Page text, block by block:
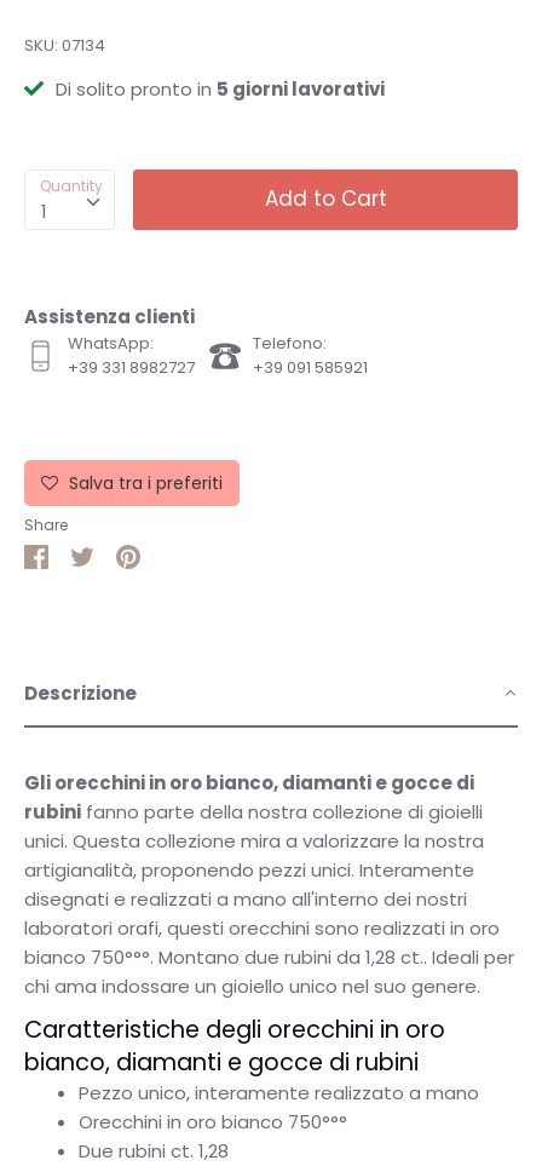
SKU: 07134
Di solito pronto in 5 giorni lavorativi
Quantity
1 Add to Cart
Assistenza clienti
WhatsApp:
+39 331 8982727
Telefono:
+39 091 585921
Salva tra i preferiti
Share
Share SharePin
Descrizione
Gli orecchini in oro bianco, diamanti e gocce di
rubini fanno parte della nostra collezione di gioielli
unici. Questa collezione mira a valorizzare la nostra
artigianalità, proponendo pezzi unici. Interamente
disegnati e realizzati a mano all'interno dei nostri
laboratori orafi, questi orecchini sono realizzati in oro
bianco 750°°°. Montano due rubini da 1,28 ct.. Ideali per
chi ama indossare un gioiello unico nel suo genere.
Caratteristiche degli orecchini in oro
bianco, diamanti e gocce di rubini
Pezzo unico, interamente realizzato a mano
Orecchini in oro bianco 750°°°
Due rubini ct. 1,28